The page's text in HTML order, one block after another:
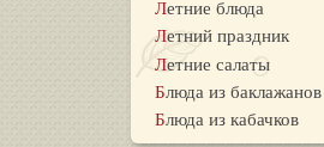
Летние блюда
Летний праздник
Летние салаты
Блюда из баклажанов
Блюда из кабачков